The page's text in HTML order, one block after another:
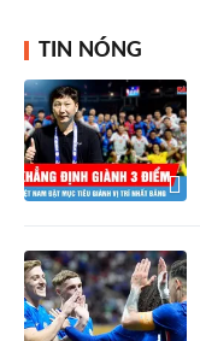
TIN NÓNG